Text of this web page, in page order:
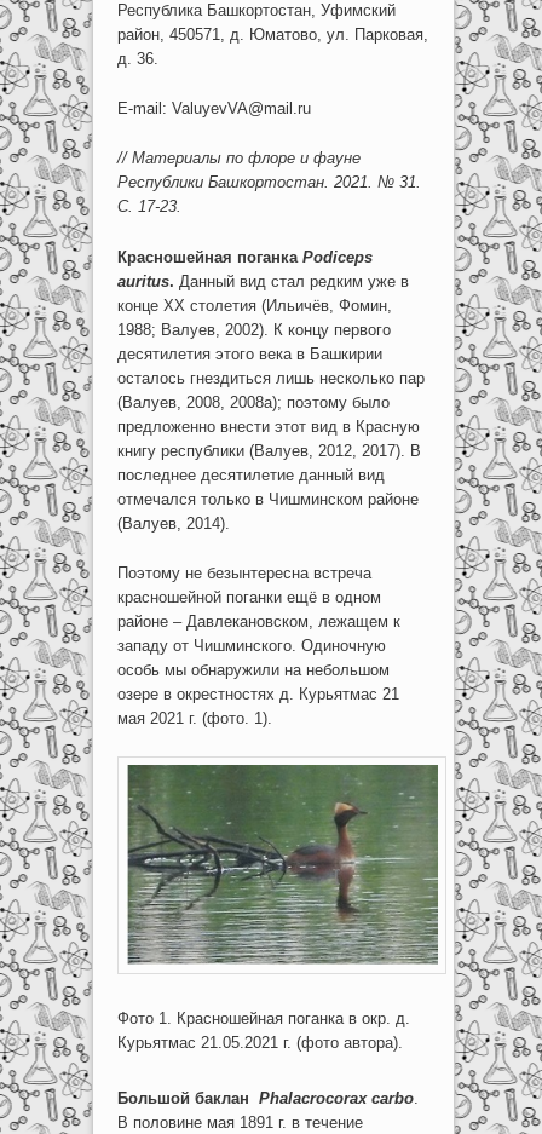
Республика Башкортостан, Уфимский
район, 450571, д. Юматово, ул. Парковая,
д. 36.
E-mail: ValuyevVA@mail.ru
// Материалы по флоре и фауне
Республики Башкортостан. 2021. № 31.
С. 17-23.
Красношейная поганкаPodiceps
auritus. Данный вид стал редким уже в
конце XX столетия (Ильичёв, Фомин,
1988; Валуев, 2002). К концу первого
десятилетия этого века в Башкирии
осталось гнездиться лишь несколько пар
(Валуев, 2008, 2008а); поэтому было
предложенно внести этот вид в Красную
книгу республики (Валуев, 2012, 2017). В
последнее десятилетие данный вид
отмечался только в Чишминском районе
(Валуев, 2014).
Поэтому не безынтересна встреча
красношейной поганки ещё в одном
районе – Давлекановском, лежащем к
западу от Чишминского. Одиночную
особь мы обнаружили на небольшом
озере в окрестностях д. Курьятмас 21
мая 2021 г. (фото. 1).
Фото 1. Красношейная поганка в окр. д.
Курьятмас 21.05.2021 г. (фото автора).
Большой баклан Phalacrocorax carbo.
В половине мая 1891 г. в течение